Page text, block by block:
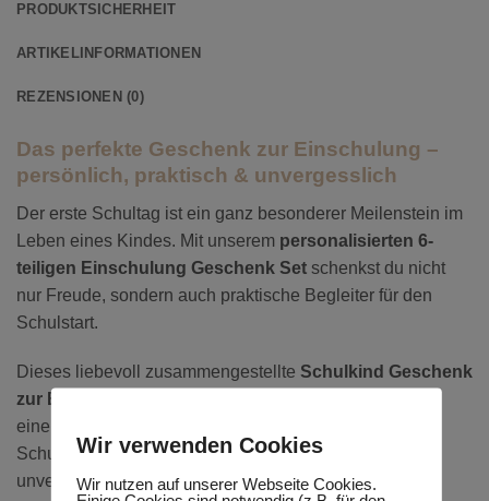
PRODUKTSICHERHEIT
ARTIKELINFORMATIONEN
REZENSIONEN (0)
Das perfekte Geschenk zur Einschulung –
persönlich, praktisch & unvergesslich
Der erste Schultag ist ein ganz besonderer Meilenstein im
Leben eines Kindes. Mit unserem personalisierten 6-
teiligen Einschulung Geschenk Set schenkst du nicht
nur Freude, sondern auch praktische Begleiter für den
Schulstart.
Dieses liebevoll zusammengestellte Schulkind Geschenk
zur Einschulung
einer individuellen Personalisierung und macht den
Schulanfang für Mädchen und Jungen zu einem
unvergesslichen Erlebnis.
Wir verwenden Cookies
Wir nutzen auf unserer Webseite Cookies.